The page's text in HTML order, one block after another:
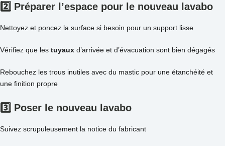
2️⃣ Préparer l’espace pour le nouveau lavabo
Nettoyez et poncez la surface si besoin pour un support lisse
Vérifiez que les tuyaux d’arrivée et d’évacuation sont bien dégagés
Rebouchez les trous inutiles avec du mastic pour une étanchéité et
une finition propre
3️⃣ Poser le nouveau lavabo
Suivez scrupuleusement la notice du fabricant